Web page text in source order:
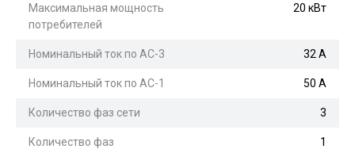
Максимальная мощность
потребителей
20 кВт
Номинальный ток по АС-3 32 А
Номинальный ток по АС-1 50 А
Количество фаз сети 3
Количество фаз
1